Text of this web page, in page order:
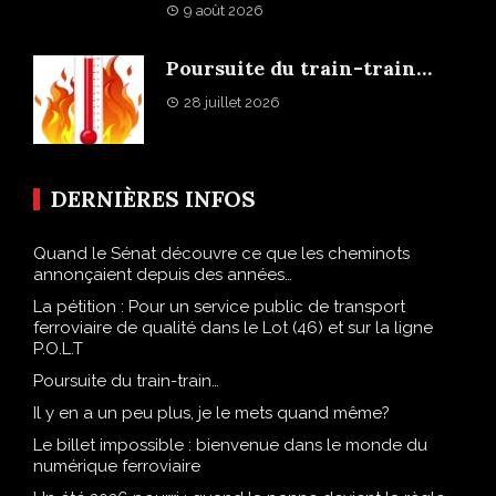
9 août 2026
Poursuite du train-train…
28 juillet 2026
DERNIÈRES INFOS
Quand le Sénat découvre ce que les cheminots
annonçaient depuis des années…
La pétition : Pour un service public de transport
ferroviaire de qualité dans le Lot (46) et sur la ligne
P.O.L.T
Poursuite du train-train…
Il y en a un peu plus, je le mets quand même?
Le billet impossible : bienvenue dans le monde du
numérique ferroviaire